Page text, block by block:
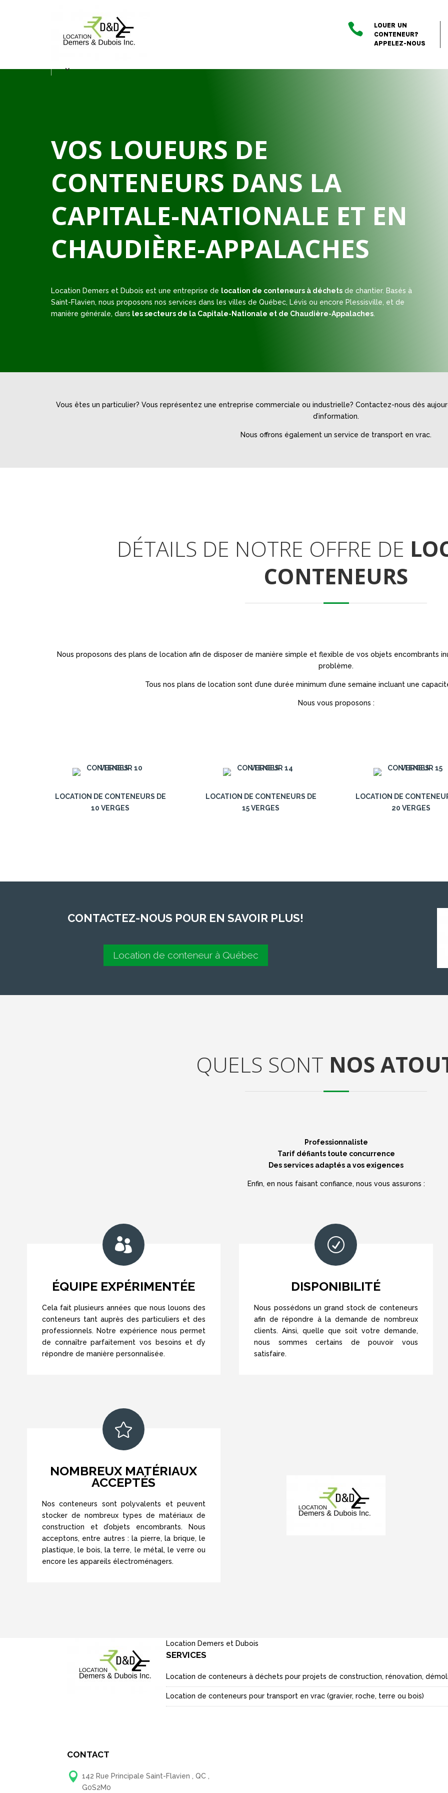

LOUER UN
CONTENEUR?
APPELEZ-NOUS
VOS LOUEURS DE
CONTENEURS DANS LA
CAPITALE-NATIONALE ET EN
CHAUDIÈRE-APPALACHES
Location Demers et Dubois est une entreprise de location de conteneurs à déchets de chantier. Basés à
Saint-Flavien, nous proposons nos services dans les villes de Québec, Lévis ou encore Plessisville, et de
manière générale, dans les secteurs de la Capitale-Nationale et de Chaudière-Appalaches.
Vous êtes un particulier? Vous représentez une entreprise commerciale ou industrielle? Contactez-nous dès
d’information.
Nous offrons également un service de transport en vrac.
DÉTAILS DE NOTRE OFFRE DE
CONTENEURS
Nous proposons des plans de location afin de disposer de manière simple et flexible de vos objets encombrants
problème.
Tous nos plans de location sont d’une durée minimum d’une semaine incluant une
Nous vous proposons :
LOCATION DE CONTENEURS DE
10 VERGES
LOCATION DE CONTENEURS DE
15 VERGES
LOCATION DE
20 VERGES
CONTACTEZ-NOUS POUR EN SAVOIR PLUS!
Location de conteneur à Québec
QUELS SONT NOS
Professionnaliste
Tarif défiants toute concurrence
Des services adaptés a vos exigences
Enfin, en nous faisant confiance, nous vous assurons :

ÉQUIPE EXPÉRIMENTÉE
Cela fait plusieurs années que nous louons des
conteneurs tant auprès des particuliers et des
professionnels. Notre expérience nous permet
de connaître parfaitement vos besoins et d’y
répondre de manière personnalisée.
R
DISPONIBILITÉ
Nous possédons un grand stock de conteneurs
afin de répondre à la demande de nombreux
clients. Ainsi, quelle que soit votre demande,
nous sommes certains de pouvoir vous
satisfaire.

NOMBREUX MATÉRIAUX
ACCEPTÉS
Nos conteneurs sont polyvalents et peuvent
stocker de nombreux types de matériaux de
construction et d’objets encombrants. Nous
acceptons, entre autres : la pierre, la brique, le
plastique, le bois, la terre, le métal, le verre ou
encore les appareils électroménagers.
Location Demers et Dubois
SERVICES
Location de conteneurs à déchets pour projets de construction, rénovation,
Location de conteneurs pour transport en vrac (gravier, roche, terre ou bois)
CONTACT
 142 Rue Principale Saint-Flavien , QC ,
G0S2M0